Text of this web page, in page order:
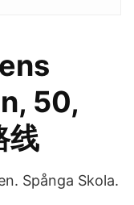
50,
线
Spånga Skola.